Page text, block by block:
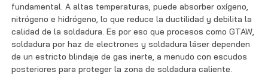
fundamental. A altas temperaturas, puede absorber oxígeno,
nitrógeno e hidrógeno, lo que reduce la ductilidad y debilita la
calidad de la soldadura. Es por eso que procesos como GTAW,
soldadura por haz de electrones y soldadura láser dependen
de un estricto blindaje de gas inerte, a menudo con escudos
posteriores para proteger la zona de soldadura caliente.